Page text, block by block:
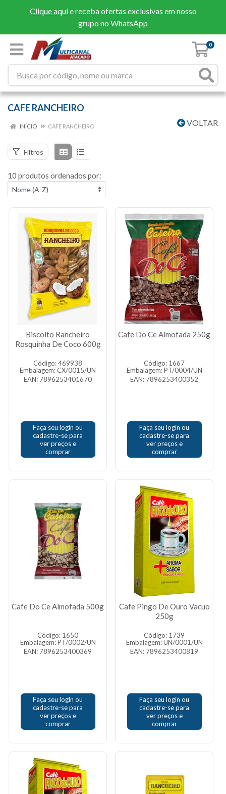
Clique aquie receba ofertas exclusivas em nosso
grupo no WhatsApp
0
CAFE RANCHEIRO
VOLTAR
INÍCIO CAFE RANCHEIRO
Filtros
10 produtos ordenados por:
Biscoito Rancheiro
Rosquinha De Coco 600g
Código: 469938
Embalagem: CX/0015/UN
EAN: 7896253401670
Faça seu login ou
cadastre-se para
ver preços e
comprar
Cafe Do Ce Almofada 250g
Código: 1667
Embalagem: PT/0004/UN
EAN: 7896253400352
Faça seu login ou
cadastre-se para
ver preços e
comprar
Cafe Do Ce Almofada 500g
Código: 1650
Embalagem: PT/0002/UN
EAN: 7896253400369
Faça seu login ou
cadastre-se para
ver preços e
comprar
Cafe Pingo De Ouro Vacuo
250g
Código: 1739
Embalagem: UN/0001/UN
EAN: 7896253400819
Faça seu login ou
cadastre-se para
ver preços e
comprar